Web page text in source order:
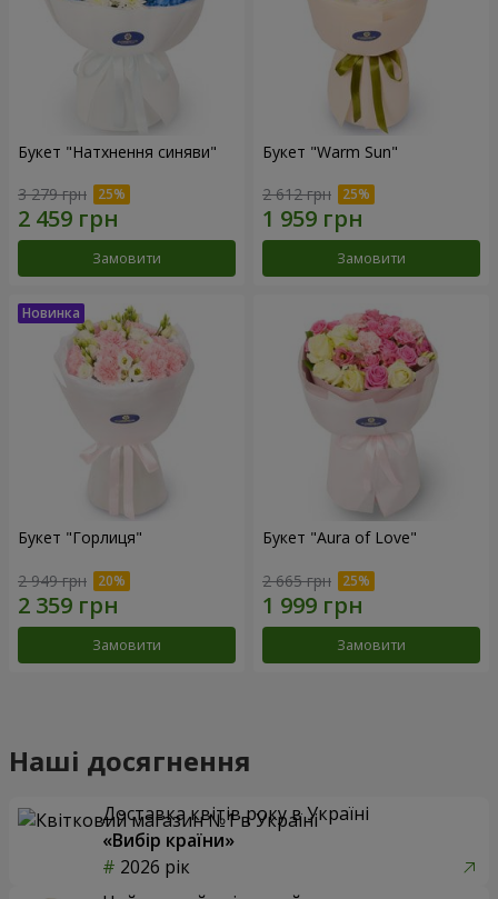
Букет "Натхнення синяви"
3 279 грн
Замовити
Букет "Warm Sun"
2 612 грн
Замовити
Букет "Горлиця"
2 949 грн
Замовити
Букет "Aura of Love"
2 665 грн
Замовити
Наші досягнення
Доставка квітів року в Україні
«Вибір країни»
2026 рік